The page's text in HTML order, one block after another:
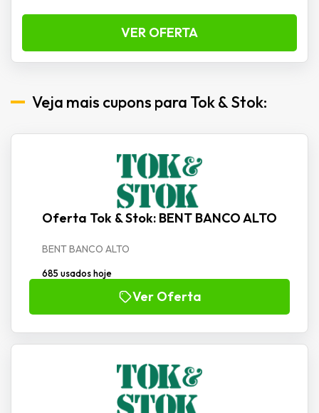
VER OFERTA
Veja mais cupons para Tok & Stok:
Oferta Tok & Stok: BENT BANCO ALTO
BENT BANCO ALTO
685 usados hoje
Ver Oferta